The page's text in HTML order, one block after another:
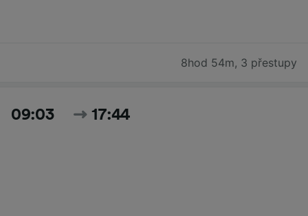
8hod 54m, 3 přestupy
09:03 17:44